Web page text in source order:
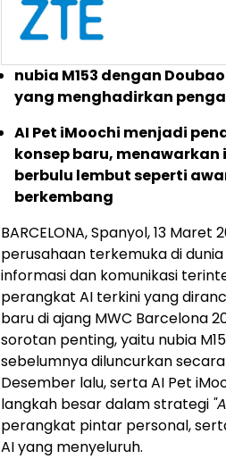
nubia M153 dengan
yang menghadirkan
AI Pet iMoochi menjadi
konsep baru,
berbulu lembut seperti
berkembang
BARCELONA, Spanyol,13 Maret
perusahaan terkemuka di
informasi dan komunikasi
perangkat AI terkini yang
baru di ajang MWC Barcelona
sorotan penting, yaitu nubia
sebelumnya diluncurkan
Desember lalu, serta AI Pet
langkah besar dalam strategi
perangkat pintar personal,
AI yang menyeluruh.